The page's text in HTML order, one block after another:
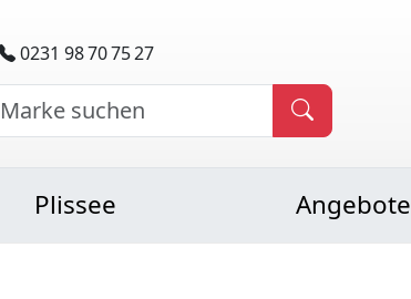
0231 98 70 75 27
Plissee Angebote